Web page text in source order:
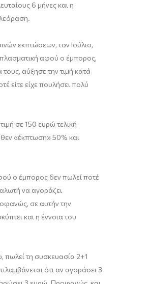
6 μήνες και η
εκπτώσεων, τον Ιούλιο,
πλασματική αφού ο έμπορος,
αύξησε την τιμή κατά
είτε είχε πουλήσει πολύ
σε 150 ευρώ τελική
«έκπτωση» 50% και
ο έμπορος δεν πωλεί ποτέ
να αγοράζει
σε αυτήν την
και η έννοια του
πωλεί τη συσκευασία 2+1
ότι αν αγοράσει 3